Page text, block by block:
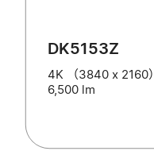
DK5153Z
4K （3840 x 2160）
6,500 lm